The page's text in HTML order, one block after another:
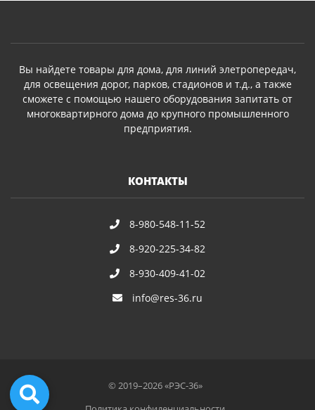
Вы найдете товары для дома, для линий элетропередач,
для освещения дорог, парков, стадионов и т.д., а также
сможете с помощью нашего оборудования запитать от
многоквартирного дома до крупного промышленного
предприятия.
КОНТАКТЫ
8-980-548-11-52
8-920-225-34-82
8-930-409-41-02
info@res-36.ru
© 2019–2026 «РЭС-36»